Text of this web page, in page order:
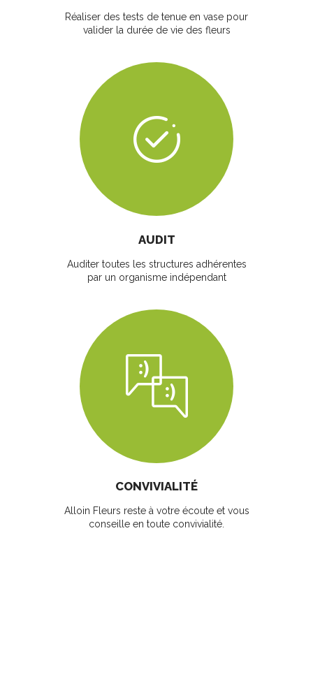
Réaliser des tests de tenue en vase pour
valider la durée de vie des fleurs
AUDIT
Auditer toutes les structures adhérentes
par un organisme indépendant
CONVIVIALITÉ
Alloin Fleurs reste à votre écoute et vous
conseille en toute convivialité.